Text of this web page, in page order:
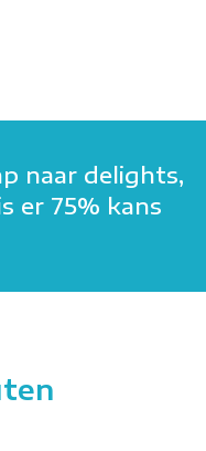
naar delights,
er 75% kans